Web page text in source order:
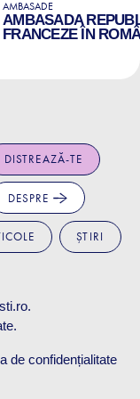
AMBASADE
AMBASADA
FRANCEZE ÎN
DISTREAZĂ-TE
DESPRE
ȘTIRI
.
de confidențialitate